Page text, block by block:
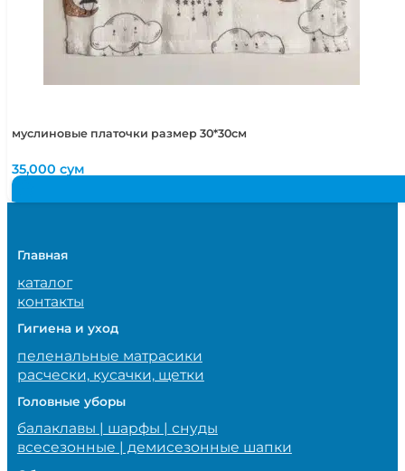
муслиновые платочки размер 30*30см
35,000сум
Главная
каталог
контакты
Гигиена и уход
пеленальные матрасики
расчески, кусачки, щетки
Головные уборы
балаклавы | шарфы | снуды
всесезонные | демисезонные шапки